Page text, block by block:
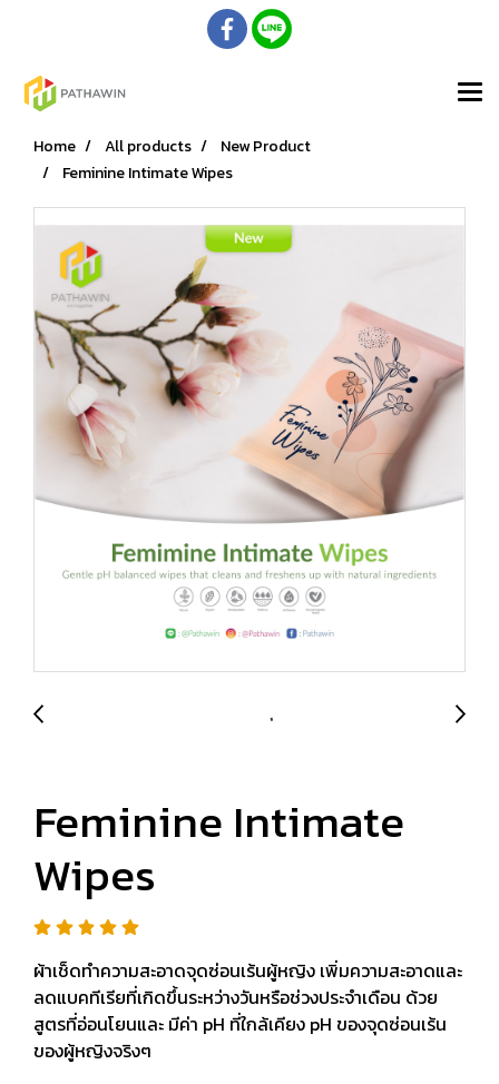
Home All products
New Product
Feminine Intimate Wipes
Feminine Intimate
Wipes
ผ้าเช็ดทำความสะอาดจุดซ่อนเร้นผู้หญิง เพิ่มความสะอาดและ
ลดแบคทีเรียที่เกิดขึ้นระหว่างวันหรือช่วงประจำเดือน ด้วย
สูตรที่อ่อนโยนและ มีค่า pH ที่ใกล้เคียง pH ของจุดซ่อนเร้น
ของผู้หญิงจริงๆ